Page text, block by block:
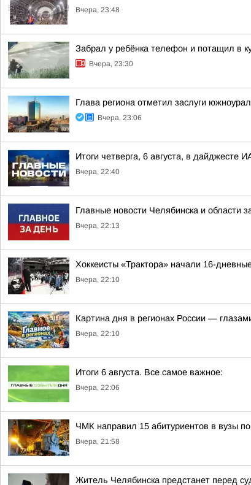
Вчера, 23:48
Забрал у ребёнка телефон и потащил в
Вчера, 23:30
Глава региона отметил заслуги
Вчера, 23:06
Итоги четверга, 6 августа, в дайджесте
Вчера, 22:40
Главные новости Челябинска и области
Вчера, 22:13
Хоккеисты «Трактора» начали 16-
Вчера, 22:10
Картина дня в регионах России —
Вчера, 22:10
Итоги 6 августа. Все самое важное:
Вчера, 22:06
ЧМК направил 15 абитуриентов в вузы
Вчера, 21:58
Житель Челябинска предстанет перед